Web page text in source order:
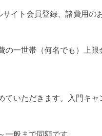
イト会員登録、諸費用の
一世帯（何名でも）上限
ていただきます。入門キ